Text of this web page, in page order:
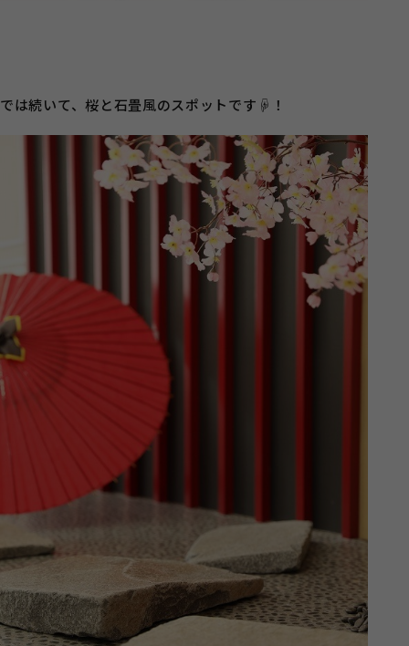
では続いて、桜と石畳風のスポットです☟！